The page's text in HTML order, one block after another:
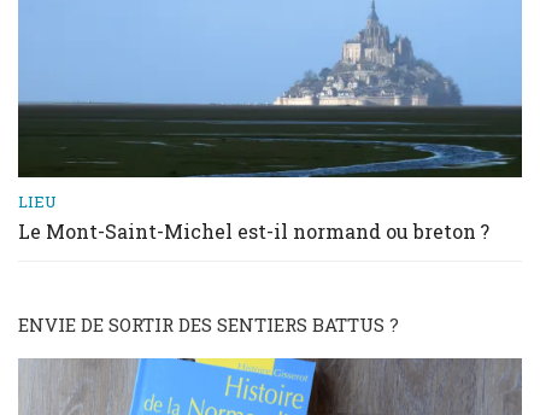
LIEU
Le Mont-Saint-Michel est-il normand ou breton ?
ENVIE DE SORTIR DES SENTIERS BATTUS ?